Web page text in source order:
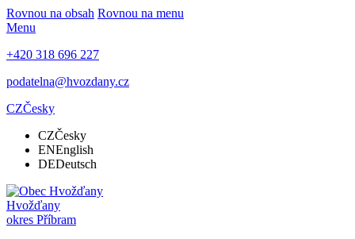
Rovnou na obsah Rovnou na menu
Menu
+420 318 696 227
podatelna@hvozdany.cz
CZČesky
CZČesky
ENEnglish
DEDeutsch
Hvožďany
okres Příbram